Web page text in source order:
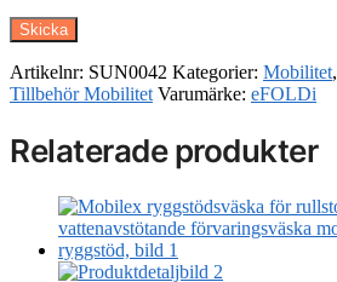
Artikelnr: SUN0042 Kategorier: Mobilitet,
Tillbehör Mobilitet Varumärke: eFOLDi
Relaterade produkter